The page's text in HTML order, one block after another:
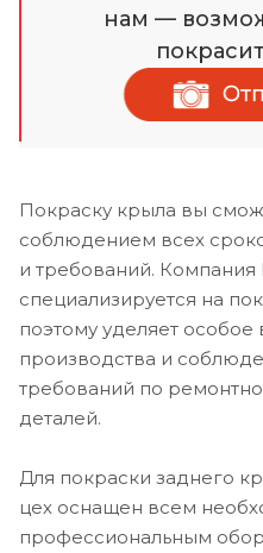
нам —
Покраску крыла вы
соблюдением всех
и требований. Компания
специализируется на
поэтому уделяет особое
производства и
требований по
деталей.
Для покраски заднего
цех оснащен всем
профессиональным